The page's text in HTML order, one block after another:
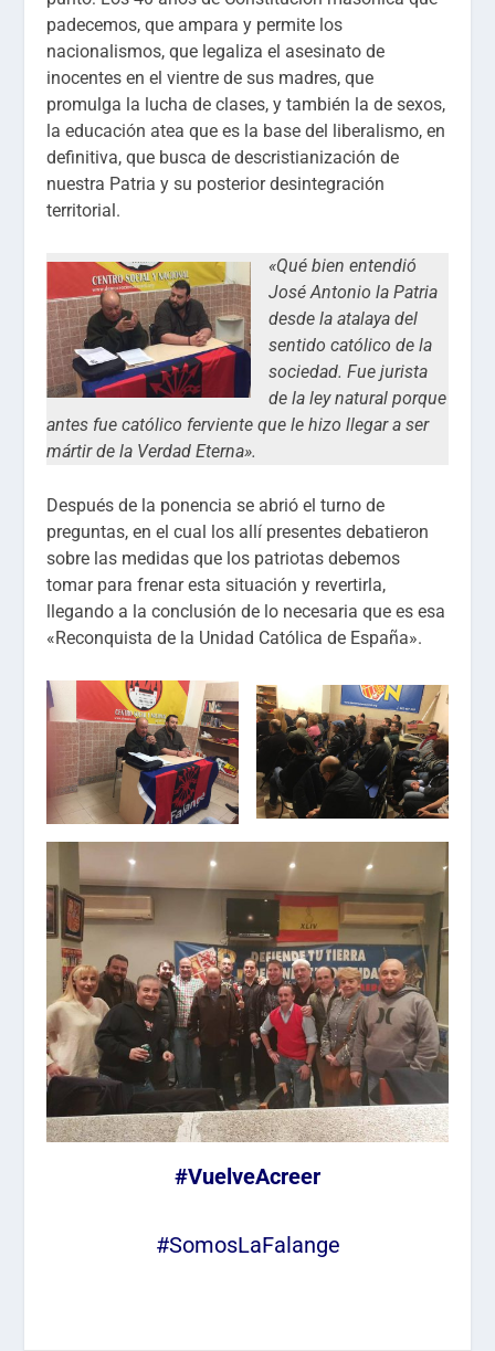
padecemos, que ampara y permite los
nacionalismos, que legaliza el asesinato de
inocentes en el vientre de sus madres, que
promulga la lucha de clases, y también la de sexos,
la educación atea que es la base del liberalismo, en
definitiva, que busca de descristianización de
nuestra Patria y su posterior desintegración
territorial.
«Qué bien entendió
José Antonio la Patria
desde la atalaya del
sentido católico de la
sociedad. Fue jurista
de la ley natural porque
antes fue católico ferviente que le hizo llegar a ser
mártir de la Verdad Eterna».
Después de la ponencia se abrió el turno de
preguntas, en el cual los allí presentes debatieron
sobre las medidas que los patriotas debemos
tomar para frenar esta situación y revertirla,
llegando a la conclusión de lo necesaria que es esa
«Reconquista de la Unidad Católica de España».
#VuelveAcreer
#SomosLaFalange